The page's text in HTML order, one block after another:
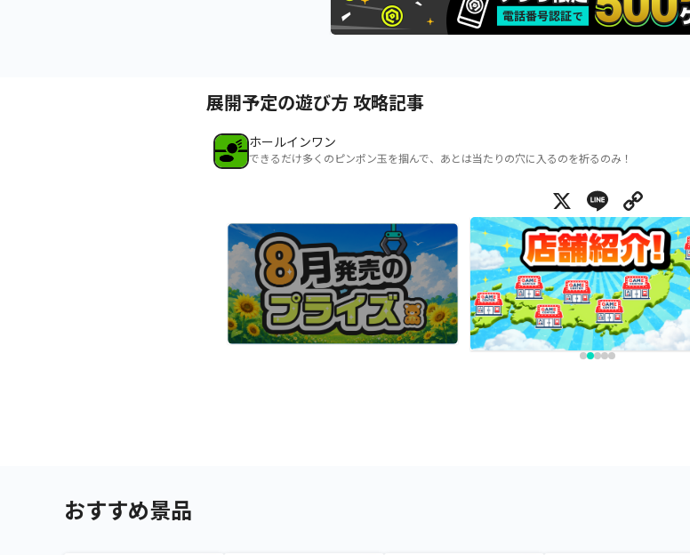
展開予定の遊び方 攻略記事
ホールインワン
できるだけ多くのピンポン玉を掴んで、あとは当たりの穴に入るのを祈るのみ！
X Line
おすすめ景品